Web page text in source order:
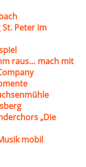
Peter im
raus… mach mit
„Die
mobil